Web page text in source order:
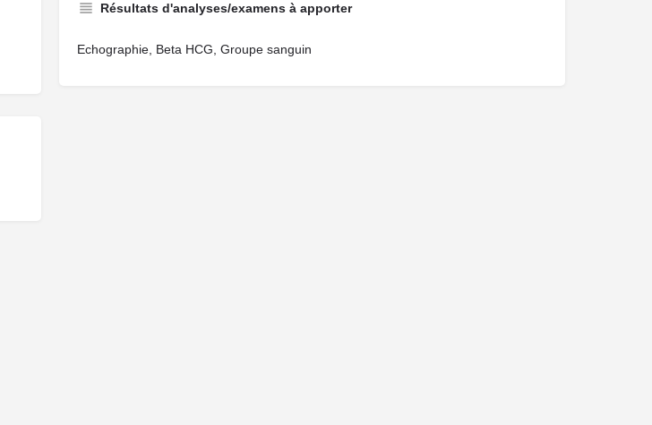
Résultats d'analyses/examens à apporter
Echographie, Beta HCG, Groupe sanguin